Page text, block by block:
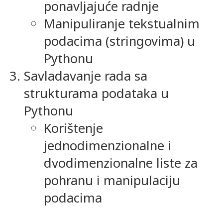
ponavljajuće radnje
Manipuliranje tekstualnim
podacima (stringovima) u
Pythonu
Savladavanje rada sa
strukturama podataka u
Pythonu
Korištenje
jednodimenzionalne i
dvodimenzionalne liste za
pohranu i manipulaciju
podacima